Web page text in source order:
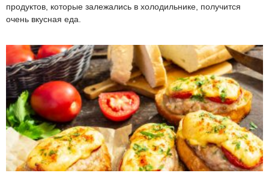
продуктов, которые залежались в холодильнике, получится
очень вкусная еда.